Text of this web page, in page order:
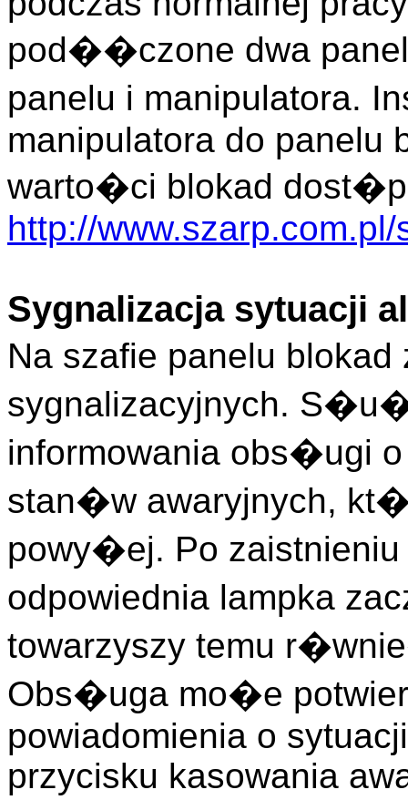
pod��czone dwa
panelu i manipulatora.
manipulatora do panelu
warto�ci blokad
http://
Sygnalizacja sytuacji
Na szafie panelu
sygnalizacyjnych.
informowania obs�ugi
stan�w awaryjnych,
powy�ej. Po zaistnieniu
odpowiednia lampka
towarzyszy temu
Obs�uga mo�e
powiadomienia o
przycisku kasowania